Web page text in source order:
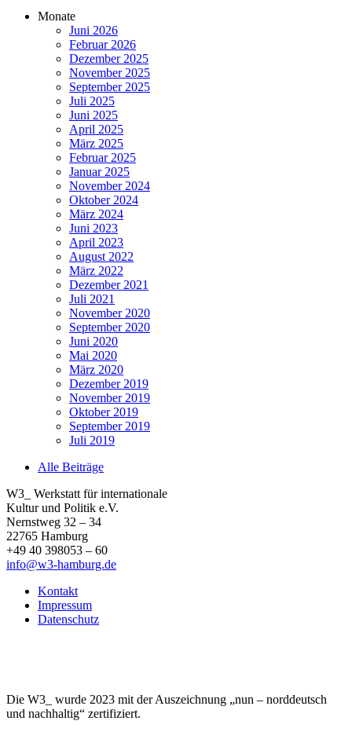
Monate
Juni 2026
Februar 2026
Dezember 2025
November 2025
September 2025
Juli 2025
Juni 2025
April 2025
März 2025
Februar 2025
Januar 2025
November 2024
Oktober 2024
März 2024
Juni 2023
April 2023
August 2022
März 2022
Dezember 2021
Juli 2021
November 2020
September 2020
Juni 2020
Mai 2020
März 2020
Dezember 2019
November 2019
Oktober 2019
September 2019
Juli 2019
Alle Beiträge
W3_ Werkstatt für internationale
Kultur und Politik e.V.
Nernstweg 32 – 34
22765 Hamburg
+49 40 398053 – 60
info@w3-hamburg.de
Kontakt
Impressum
Datenschutz
Die W3_ wurde 2023 mit der Auszeichnung „nun – norddeutsch
und nachhaltig“ zertifiziert.